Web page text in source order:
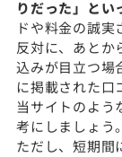
りだった」とい
ドや料金の誠実
反対に、あとか
込みが目立つ場
に掲載された口
当サイトのよう
考にしましょう。
ただし、短期間